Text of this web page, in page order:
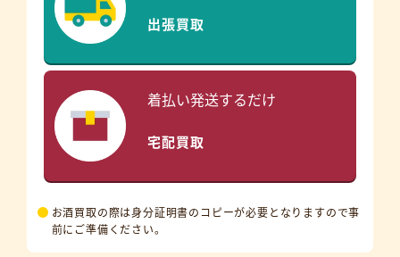
出張買取
着払い発送するだけ
宅配買取
お酒買取の際は身分証明書のコピーが必要となりますので事
前にご準備ください。